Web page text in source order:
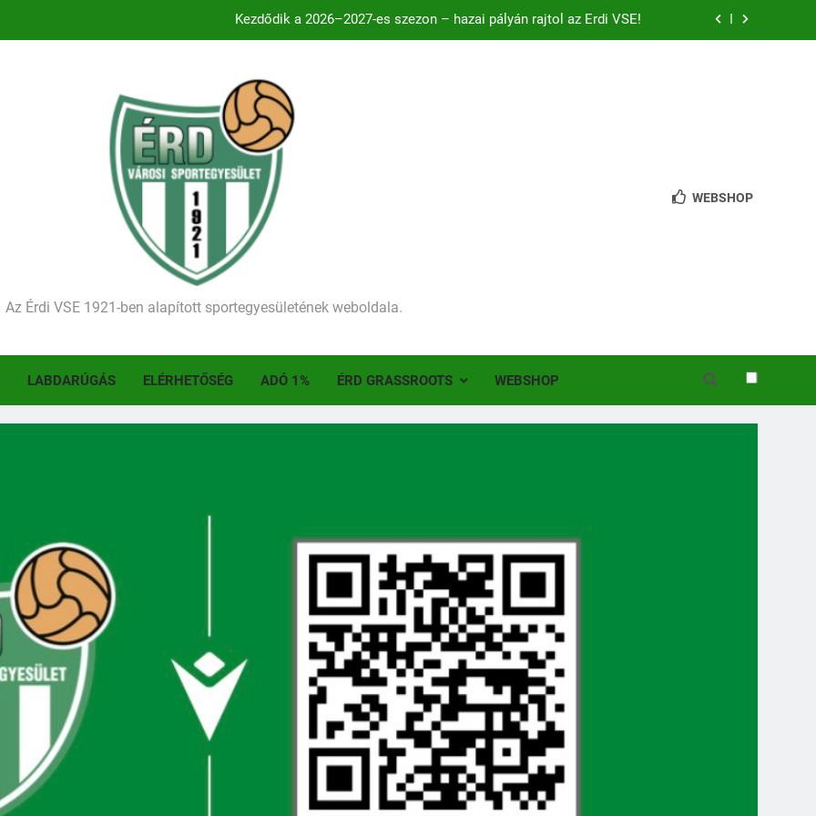
Kezdődik a 2026–2027-es szezon – hazai pályán rajtol az Érdi VSE!
Ellenfelünk visszalépése miatt játék nélkül jutottunk tovább a MOL Magyar Kupában
Kezdődik a 2026–2027-es szezon – hazai pályán rajtol az Érdi VSE!
Történelmet írt az I. Érdi Football Fesztivál – több mint 200 játékos lépett pályára Érden
Az Érdi VSE 1921-ben alapított sportegyesületének weboldala.
WEBSHOP
LABDARÚGÁS ELÉRHETŐSÉG ADÓ 1% ÉRD GRASSROOTS WEBSHOP